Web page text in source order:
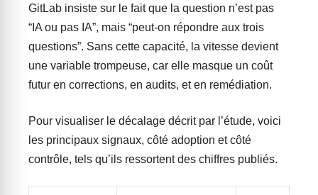
GitLab insiste sur le fait que la question n’est pas
“IA ou pas IA”, mais “peut-on répondre aux trois
questions”. Sans cette capacité, la vitesse devient
une variable trompeuse, car elle masque un coût
futur en corrections, en audits, et en remédiation.
Pour visualiser le décalage décrit par l’étude, voici
les principaux signaux, côté adoption et côté
contrôle, tels qu’ils ressortent des chiffres publiés.